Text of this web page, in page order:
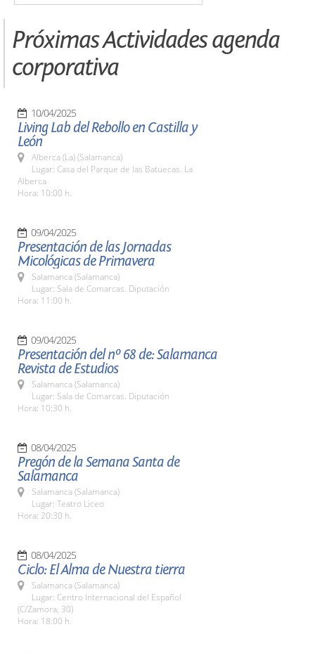
Próximas Actividades agenda
corporativa
10/04/2025
Living Lab del Rebollo en Castilla y
León
Alberca (La) (Salamanca)
Lugar: Casa del Parque de las Batuecas. La
Alberca
Hora: 10:00 h.
09/04/2025
Presentación de las Jornadas
Micológicas de Primavera
Salamanca (Salamanca)
Lugar: Sala de Comarcas. Diputación
Hora: 11:00 h.
09/04/2025
Presentación del nº 68 de: Salamanca
Revista de Estudios
Salamanca (Salamanca)
Lugar: Sala de Comarcas. Diputación
Hora: 10:30 h.
08/04/2025
Pregón de la Semana Santa de
Salamanca
Salamanca (Salamanca)
Lugar: Teatro Liceo
Hora: 20:30 h.
08/04/2025
Ciclo: El Alma de Nuestra tierra
Salamanca (Salamanca)
Lugar: Centro Internacional del Español
(C/Zamora, 30)
Hora: 18:00 h.